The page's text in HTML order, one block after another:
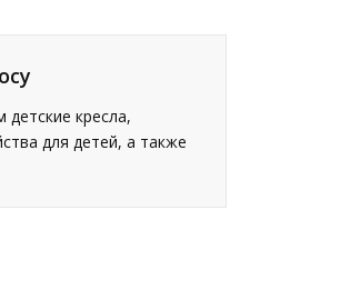
кресла,
для детей, а также